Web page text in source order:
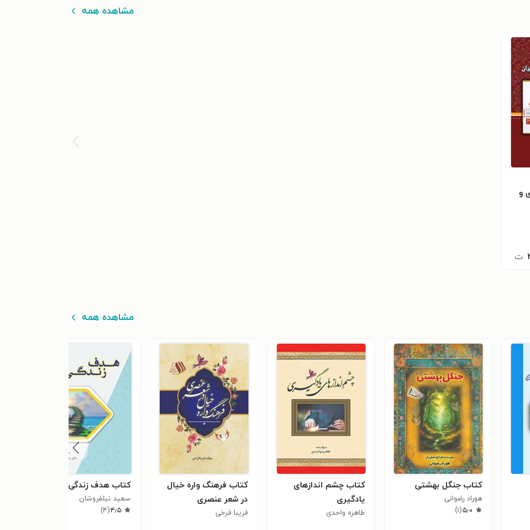
مشاهده همه
و
ت
مشاهده همه
کتاب جنگل بهشتی
هوراد رضوانی
۵٫۰(۱)
کتاب چشم اندازهای
یادگیری
طاهره واحدی
کتاب فرهنگ واره خیال
در شعر عنصری
فریبا فرخی
کتاب هدف زندگی
سعید نیلفروشان
۴٫۵(۴)